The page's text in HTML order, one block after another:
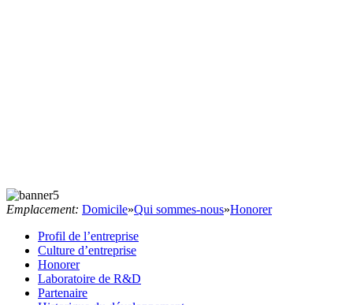
Emplacement: Domicile»Qui sommes-nous»Honorer
Profil de l’entreprise
Culture d’entreprise
Honorer
Laboratoire de R&D
Partenaire